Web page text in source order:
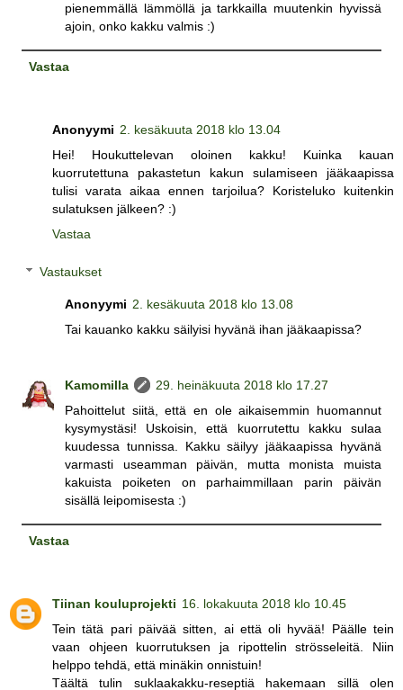
pienemmällä lämmöllä ja tarkkailla muutenkin hyvissä
ajoin, onko kakku valmis :)
Vastaa
Anonyymi 2. kesäkuuta 2018 klo 13.04
Hei! Houkuttelevan oloinen kakku! Kuinka kauan
kuorrutettuna pakastetun kakun sulamiseen jääkaapissa
tulisi varata aikaa ennen tarjoilua? Koristeluko kuitenkin
sulatuksen jälkeen? :)
Vastaa
Vastaukset
Anonyymi 2. kesäkuuta 2018 klo 13.08
Tai kauanko kakku säilyisi hyvänä ihan jääkaapissa?
Kamomilla
29. heinäkuuta 2018 klo 17.27
Pahoittelut siitä, että en ole aikaisemmin huomannut
kysymystäsi! Uskoisin, että kuorrutettu kakku sulaa
kuudessa tunnissa. Kakku säilyy jääkaapissa hyvänä
varmasti useamman päivän, mutta monista muista
kakuista poiketen on parhaimmillaan parin päivän
sisällä leipomisesta :)
Vastaa
Tiinan kouluprojekti 16. lokakuuta 2018 klo 10.45
Tein tätä pari päivää sitten, ai että oli hyvää! Päälle tein
vaan ohjeen kuorrutuksen ja ripottelin strösseleitä. Niin
helppo tehdä, että minäkin onnistuin!
Täältä tulin suklaakakku-reseptiä hakemaan sillä olen